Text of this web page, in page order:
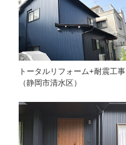
トータルリフォーム+耐震工事
（静岡市清水区）